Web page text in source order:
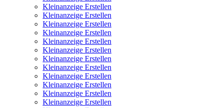
Kleinanzeige Erstellen
Kleinanzeige Erstellen
Kleinanzeige Erstellen
Kleinanzeige Erstellen
Kleinanzeige Erstellen
Kleinanzeige Erstellen
Kleinanzeige Erstellen
Kleinanzeige Erstellen
Kleinanzeige Erstellen
Kleinanzeige Erstellen
Kleinanzeige Erstellen
Kleinanzeige Erstellen